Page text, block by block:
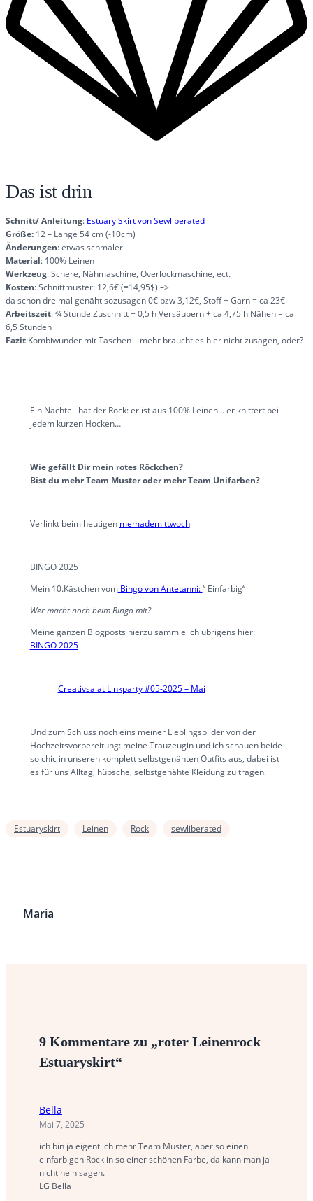
Das ist drin
Schnitt/ Anleitung: Estuary Skirt von Sewliberated
Größe: 12 – Länge 54 cm (-10cm)
Änderungen: etwas schmaler
Material: 100% Leinen
Werkzeug: Schere, Nähmaschine, Overlockmaschine, ect.
Kosten: Schnittmuster: 12,6€ (=14,95$) –>
da schon dreimal genäht sozusagen 0€ bzw 3,12€, Stoff + Garn = ca 23€
Arbeitszeit: ¾ Stunde Zuschnitt + 0,5 h Versäubern + ca 4,75 h Nähen = ca
6,5 Stunden
Fazit:Kombiwunder mit Taschen – mehr braucht es hier nicht zusagen, oder?
Ein Nachteil hat der Rock: er ist aus 100% Leinen… er knittert bei
jedem kurzen Hocken…
Wie gefällt Dir mein rotes Röckchen?
Bist du mehr Team Muster oder mehr Team Unifarben?
Verlinkt beim heutigen memademittwoch
BINGO 2025
Mein 10.Kästchen vomBingo von Antetanni:“ Einfarbig“
Wer macht noch beim Bingo mit?
Meine ganzen Blogposts hierzu sammle ich übrigens hier:
BINGO 2025
Creativsalat Linkparty #05-2025 – Mai
Und zum Schluss noch eins meiner Lieblingsbilder von der
Hochzeitsvorbereitung: meine Trauzeugin und ich schauen beide
so chic in unseren komplett selbstgenähten Outfits aus, dabei ist
es für uns Alltag, hübsche, selbstgenähte Kleidung zu tragen.
Estuaryskirt Leinen Rock sewliberated
Maria
9 Kommentare zu „roter Leinenrock
Estuaryskirt“
Bella
Mai 7, 2025
ich bin ja eigentlich mehr Team Muster, aber so einen
einfarbigen Rock in so einer schönen Farbe, da kann man ja
nicht nein sagen.
LG Bella